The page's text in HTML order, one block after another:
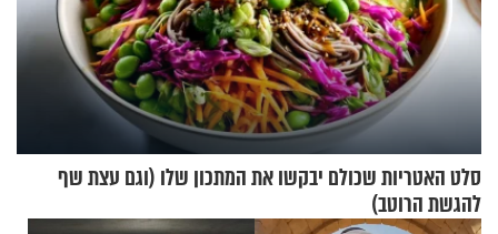
סלט האטריות שכולם יבקשו את המתכון שלו (וגם עצת שף
להגשת הרוטב)